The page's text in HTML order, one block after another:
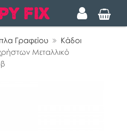
Γραφείου
Κάδοι
Μεταλλικό